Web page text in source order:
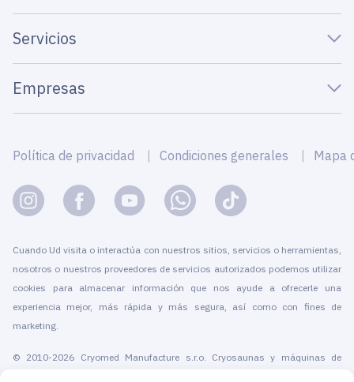
Servicios
Empresas
Política de privacidad Condiciones generales Mapa
Cuando Ud visita o interactúa con nuestros sitios, servicios o herramientas,
nosotros o nuestros proveedores de servicios autorizados podemos utilizar
cookies para almacenar información que nos ayude a ofrecerle una
experiencia mejor, más rápida y más segura, así como con fines de
marketing.
© 2010-2026 Cryomed Manufacture s.r.o. Cryosaunas y máquinas de